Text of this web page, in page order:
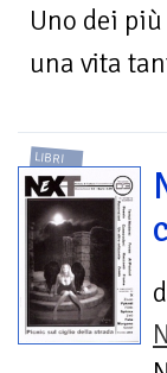
Uno dei
una vita
LIBRI